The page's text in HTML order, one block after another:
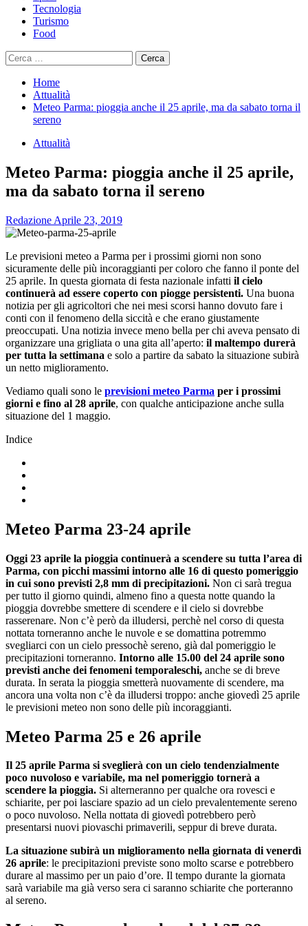
Tecnologia
Turismo
Food
Ricerca
per:
Home
Attualità
Meteo Parma: pioggia anche il 25 aprile, ma da sabato torna il
sereno
Attualità
Meteo Parma: pioggia anche il 25 aprile,
ma da sabato torna il sereno
Redazione Aprile 23, 2019
Le previsioni meteo a Parma per i prossimi giorni non sono
sicuramente delle più incoraggianti per coloro che fanno il ponte del
25 aprile. In questa giornata di festa nazionale infatti il cielo
continuerà ad essere coperto con piogge persistenti. Una buona
notizia per gli agricoltori che nei mesi scorsi hanno dovuto fare i
conti con il fenomeno della siccità e che erano giustamente
preoccupati. Una notizia invece meno bella per chi aveva pensato di
organizzare una grigliata o una gita all’aperto: il maltempo durerà
per tutta la settimana e solo a partire da sabato la situazione subirà
un netto miglioramento.
Vediamo quali sono le previsioni meteo Parma per i prossimi
giorni e fino al 28 aprile, con qualche anticipazione anche sulla
situazione del 1 maggio.
Indice
Meteo Parma 23-24 aprile
Oggi 23 aprile la pioggia continuerà a scendere su tutta l’area di
Parma, con picchi massimi intorno alle 16 di questo pomeriggio
in cui sono previsti 2,8 mm di precipitazioni. Non ci sarà tregua
per tutto il giorno quindi, almeno fino a questa notte quando la
pioggia dovrebbe smettere di scendere e il cielo si dovrebbe
rasserenare. Non c’è però da illudersi, perchè nel corso di questa
nottata torneranno anche le nuvole e se domattina potremmo
svegliarci con un cielo pressochè sereno, già dal pomeriggio le
precipitazioni torneranno. Intorno alle 15.00 del 24 aprile sono
previsti anche dei fenomeni temporaleschi, anche se di breve
durata. In serata la pioggia smetterà nuovamente di scendere, ma
ancora una volta non c’è da illudersi troppo: anche giovedì 25 aprile
le previsioni meteo non sono delle più incoraggianti.
Meteo Parma 25 e 26 aprile
Il 25 aprile Parma si sveglierà con un cielo tendenzialmente
poco nuvoloso e variabile, ma nel pomeriggio tornerà a
scendere la pioggia. Si alterneranno per qualche ora rovesci e
schiarite, per poi lasciare spazio ad un cielo prevalentemente sereno
o poco nuvoloso. Nella nottata di giovedì potrebbero però
presentarsi nuovi piovaschi primaverili, seppur di breve durata.
La situazione subirà un miglioramento nella giornata di venerdì
26 aprile: le precipitazioni previste sono molto scarse e potrebbero
durare al massimo per un paio d’ore. Il tempo durante la giornata
sarà variabile ma già verso sera ci saranno schiarite che porteranno
al sereno.